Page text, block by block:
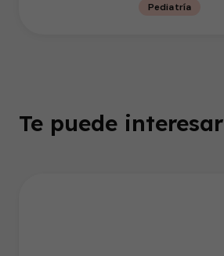
Pediatría
Te puede interesar